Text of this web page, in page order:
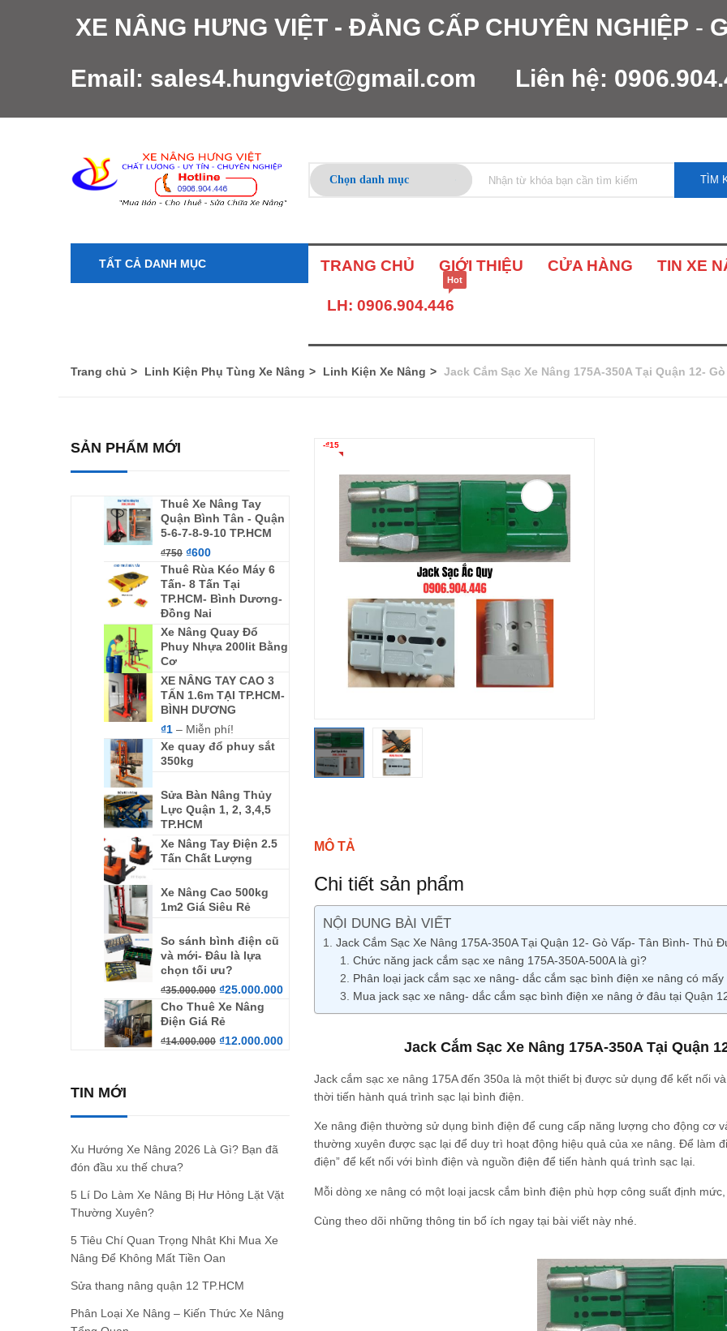
XE NÂNG HƯNG VIỆT - ĐẲNG CẤP CHUYÊN NGHIỆP -
Email: sales4.hungviet@gmail.com Liên hệ:
TÌM
TẤT CẢ DANH MỤC TRANG CHỦ GIỚI THIỆU CỬA HÀNG TIN XE
LH: 0906.904.446
Hot
Trang chủ Linh Kiện Phụ Tùng Xe Nâng Linh Kiện Xe Nâng Jack Cắm Sạc Xe Nâng 175A-350A Tại Quận 12-
SẢN PHẨM MỚI
Thuê Xe Nâng Tay
Quận Bình Tân - Quận
5-6-7-8-9-10 TP.HCM
₫750 ₫600
Thuê Rùa Kéo Máy 6
Tấn- 8 Tấn Tại
TP.HCM- Bình Dương-
Đồng Nai
Xe Nâng Quay Đổ
Phuy Nhựa 200lit Bằng
Cơ
XE NÂNG TAY CAO 3
TẤN 1.6m TẠI TP.HCM-
BÌNH DƯƠNG
₫1 – Miễn phí!
Xe quay đổ phuy sắt
350kg
Sửa Bàn Nâng Thủy
Lực Quận 1, 2, 3,4,5
TP.HCM
Xe Nâng Tay Điện 2.5
Tấn Chất Lượng
Xe Nâng Cao 500kg
1m2 Giá Siêu Rẻ
So sánh bình điện cũ
và mới- Đâu là lựa
chọn tối ưu?
₫35.000.000 ₫25.000.000
Cho Thuê Xe Nâng
Điện Giá Rẻ
₫14.000.000 ₫12.000.000
TIN MỚI
Xu Hướng Xe Nâng 2026 Là Gì? Bạn đã
đón đầu xu thế chưa?
5 Lí Do Làm Xe Nâng Bị Hư Hỏng Lặt Vặt
Thường Xuyên?
5 Tiêu Chí Quan Trọng Nhât Khi Mua Xe
Nâng Để Không Mất Tiền Oan
Sửa thang nâng quận 12 TP.HCM
Phân Loại Xe Nâng – Kiến Thức Xe Nâng
-₫15
MÔ TẢ
Chi tiết sản phẩm
NỘI DUNG BÀI VIẾT
Jack Cắm Sạc Xe Nâng 175A-350A Tại Quận 12- Gò Vấp- Tân Bình- Thủ
Chức năng jack cắm sạc xe nâng 175A-350A-500A là gì?
Phân loại jack cắm sạc xe nâng- dắc cắm sạc bình điện xe nâng có mấy
Mua jack sạc xe nâng- dắc cắm sạc bình điện xe nâng ở đâu tại Quận
Jack Cắm Sạc Xe Nâng 175A-350A Tại Quận
Jack cắm sạc xe nâng 175A đến 350a là một thiết bị được sử dụng để kết nối
thời tiến hành quá trình sạc lại bình điện.
Xe nâng điện thường sử dụng bình điện để cung cấp năng lượng cho động cơ
thường xuyên được sạc lại để duy trì hoạt động hiệu quả của xe nâng. Để làm
điện” để kết nối với bình điện và nguồn điện để tiến hành quá trình sạc lại.
Mỗi dòng xe nâng có một loại jacsk cắm bình điện phù hợp công suất định
Cùng theo dõi những thông tin bổ ích ngay tại bài viết này nhé.